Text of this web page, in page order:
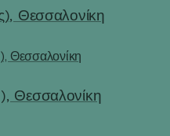
Θεσσαλονίκη
Θεσσαλονίκη
Θεσσαλονίκη